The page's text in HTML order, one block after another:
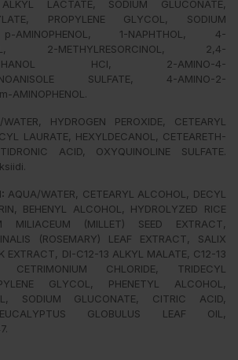
LACTATE, SODIUM GLUCONATE,
PROPYLENE GLYCOL, SODIUM
p-AMINOPHENOL, 1-NAPHTHOL, 4-
2-METHYLRESORCINOL, 2,4-
HCI, 2-AMINO-4-
SULFATE, 4-AMINO-2-
AMINOPHENOL.
HYDROGEN PEROXIDE, CETEARYL
LAURATE, HEXYLDECANOL, CETEARETH-
ACID, OXYQUINOLINE SULFATE.
AQUA/WATER, CETEARYL ALCOHOL, DECYL
BEHENYL ALCOHOL, HYDROLYZED RICE
MILIACEUM (MILLET) SEED EXTRACT,
(ROSEMARY) LEAF EXTRACT, SALIX
EXTRACT, DI-C12-13 ALKYL MALATE, C12-13
CHLORIDE, TRIDECYL
GLYCOL, PHENETYL ALCOHOL,
SODIUM GLUCONATE, CITRIC ACID,
GLOBULUS LEAF OIL,